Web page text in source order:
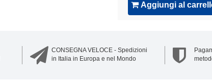
Aggiungi al
CONSEGNA VELOCE - Spedizioni
in Italia in Europa e nel Mondo